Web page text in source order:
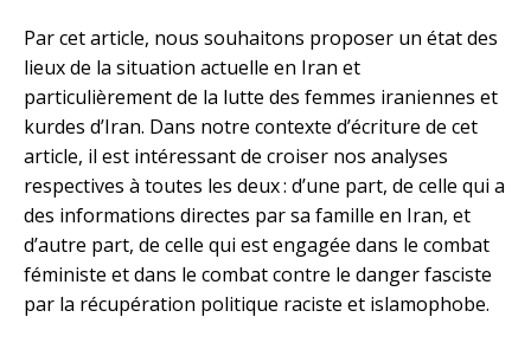
Par cet article, nous souhaitons proposer un état des
lieux de la situation actuelle en Iran et
particulièrement de la lutte des femmes iraniennes et
kurdes d’Iran. Dans notre contexte d’écriture de cet
article, il est intéressant de croiser nos analyses
respectives à toutes les deux : d’une part, de celle qui a
des informations directes par sa famille en Iran, et
d’autre part, de celle qui est engagée dans le combat
féministe et dans le combat contre le danger fasciste
par la récupération politique raciste et islamophobe.